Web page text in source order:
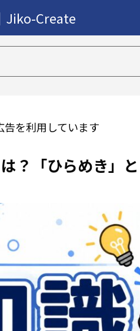
Jiko-Create
【2万再生】
を利用しています
？「ひらめき」